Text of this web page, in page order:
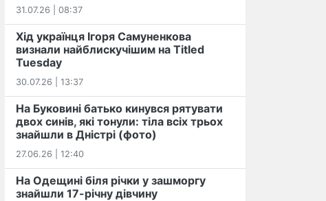
31.07.26 | 08:37
Хід українця Ігоря Самуненкова
визнали найблискучішим на Titled
Tuesday
30.07.26 | 13:37
На Буковині батько кинувся рятувати
двох синів, які тонули: тіла всіх трьох
знайшли в Дністрі (фото)
27.06.26 | 12:40
На Одещині біля річки у зашморгу
знайшли 17-річну дівчину